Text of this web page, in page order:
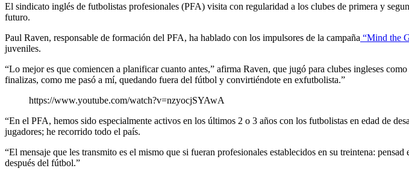
El sindicato inglés de futbolistas profesionales (PFA) visita con regularidad a los clubes de primera y
futuro.
Paul Raven, responsable de formación del PFA, ha hablado con los impulsores de la campaña “Mind the
juveniles.
“Lo mejor es que comiencen a planificar cuanto antes,” afirma Raven, que jugó para clubes ingleses
finalizas, como me pasó a mí, quedando fuera del fútbol y convirtiéndote en exfutbolista.”
https://www.youtube.com/watch?v=nzyocjSYAwA
“En el PFA, hemos sido especialmente activos en los últimos 2 o 3 años con los futbolistas en edad de
jugadores; he recorrido todo el país.
“El mensaje que les transmito es el mismo que si fueran profesionales establecidos en su treintena:
después del fútbol.”